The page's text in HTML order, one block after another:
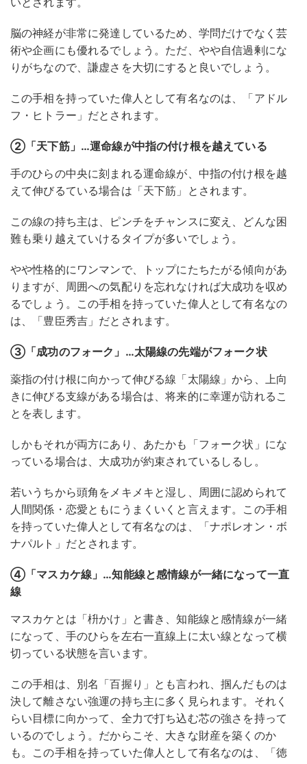
脳の神経が非常に発達しているため、学問だけでなく芸
術や企画にも優れるでしょう。ただ、やや自信過剰にな
りがちなので、謙虚さを大切にすると良いでしょう。
この手相を持っていた偉人として有名なのは、「アドル
フ・ヒトラー」だとされます。
②「天下筋」…運命線が中指の付け根を越えている
手のひらの中央に刻まれる運命線が、中指の付け根を越
えて伸びるている場合は「天下筋」とされます。
この線の持ち主は、ピンチをチャンスに変え、どんな困
難も乗り越えていけるタイプが多いでしょう。
やや性格的にワンマンで、トップにたちたがる傾向があ
りますが、周囲への気配りを忘れなければ大成功を収め
るでしょう。この手相を持っていた偉人として有名なの
は、「豊臣秀吉」だとされます。
③「成功のフォーク」…太陽線の先端がフォーク状
薬指の付け根に向かって伸びる線「太陽線」から、上向
きに伸びる支線がある場合は、将来的に幸運が訪れるこ
とを表します。
しかもそれが両方にあり、あたかも「フォーク状」にな
っている場合は、大成功が約束されているしるし。
若いうちから頭角をメキメキと湿し、周囲に認められて
人間関係・恋愛ともにうまくいくと言えます。この手相
を持っていた偉人として有名なのは、「ナポレオン・ボ
ナパルト」だとされます。
④「マスカケ線」…知能線と感情線が一緒になって一直
線
マスカケとは「枡かけ」と書き、知能線と感情線が一緒
になって、手のひらを左右一直線上に太い線となって横
切っている状態を言います。
この手相は、別名「百握り」とも言われ、掴んだものは
決して離さない強運の持ち主に多く見られます。それく
らい目標に向かって、全力で打ち込む芯の強さを持って
いるのでしょう。だからこそ、大きな財産を築くのか
も。この手相を持っていた偉人として有名なのは、「徳